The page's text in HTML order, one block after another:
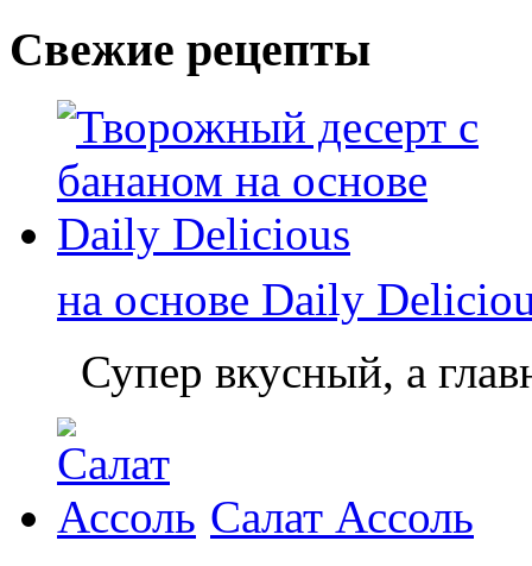
Свежие рецепты
на основе Daily
Супер вкусный, а
Салат Ассоль